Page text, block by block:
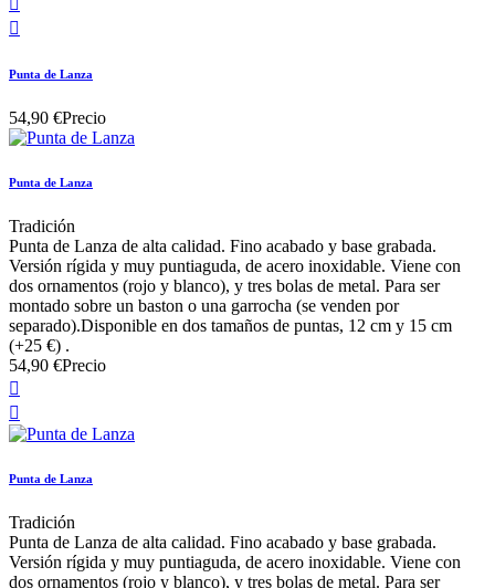


Punta de Lanza
54,90 €Precio
Punta de Lanza
Tradición
Punta de Lanza de alta calidad. Fino acabado y base grabada.
Versión rígida y muy puntiaguda, de acero inoxidable. Viene con
dos ornamentos (rojo y blanco), y tres bolas de metal. Para ser
montado sobre un baston o una garrocha (se venden por
separado).Disponible en dos tamaños de puntas, 12 cm y 15 cm
(+25 €) .
54,90 €Precio


Punta de Lanza
Tradición
Punta de Lanza de alta calidad. Fino acabado y base grabada.
Versión rígida y muy puntiaguda, de acero inoxidable. Viene con
dos ornamentos (rojo y blanco), y tres bolas de metal. Para ser